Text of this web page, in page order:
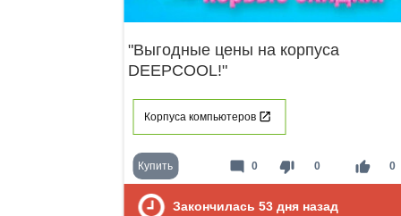
"Выгодные цены на корпуса
DEEPCOOL!"
Корпуса компьютеров
Купить thumb_down 0 thumb_up 0
mode_comment 0
Закончилась 53 дня назад